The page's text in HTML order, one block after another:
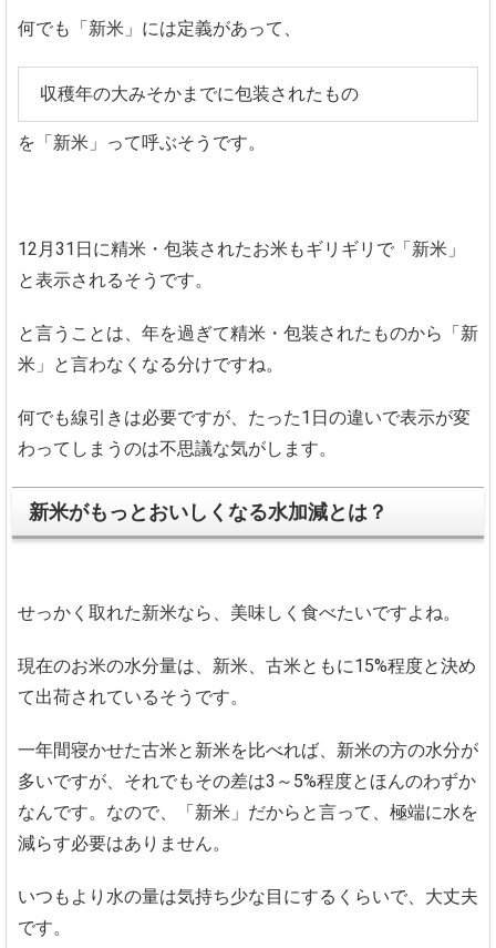
何でも「新米」には定義があって、
収穫年の大みそかまでに包装されたもの
を「新米」って呼ぶそうです。
12月31日に精米・包装されたお米もギリギリで「新米」
と表示されるそうです。
と言うことは、年を過ぎて精米・包装されたものから「新
米」と言わなくなる分けですね。
何でも線引きは必要ですが、たった1日の違いで表示が変
わってしまうのは不思議な気がします。
新米がもっとおいしくなる水加減とは？
せっかく取れた新米なら、美味しく食べたいですよね。
現在のお米の水分量は、新米、古米ともに15%程度と決め
て出荷されているそうです。
一年間寝かせた古米と新米を比べれば、新米の方の水分が
多いですが、それでもその差は3～5%程度とほんのわずか
なんです。なので、「新米」だからと言って、極端に水を
減らす必要はありません。
いつもより水の量は気持ち少な目にするくらいで、大丈夫
です。